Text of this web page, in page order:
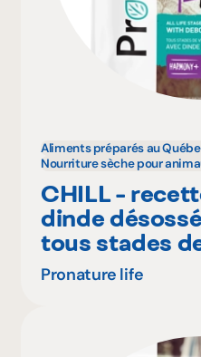
Aliments préparés au
Nourriture sèche pour
CHILL -
dinde
tous stades
Pronature life